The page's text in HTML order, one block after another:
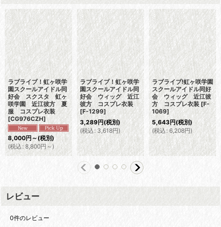
ラブライブ！虹ヶ咲学
園スクールアイドル同
好会 スクスタ 虹ヶ
咲学園 近江彼方 夏
服 コスプレ衣装
[CG976CZH]
8,000円 ～(税別)
(税込 : 8,800円～)
ラブライブ！虹ヶ咲学
園スクールアイドル同
好会 ウィッグ 近江
彼方 コスプレ衣装
[F-1299]
3,289円(税別)
(税込: 3,618円)
ラブライブ!虹ヶ咲学園
スクールアイドル同好
会 ウィッグ 近江彼
方 コスプレ衣装 [F-
1069]
5,643円(税別)
(税込: 6,208円)
レビュー
0件のレビュー